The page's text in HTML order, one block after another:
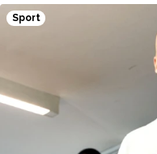
i ambice vybudovat
hokejbal. O tom, jak
kolektiv než výsledky a
motivuje ke sportu,
předseda klubu a trenér
přípravky Tomáš
Sport